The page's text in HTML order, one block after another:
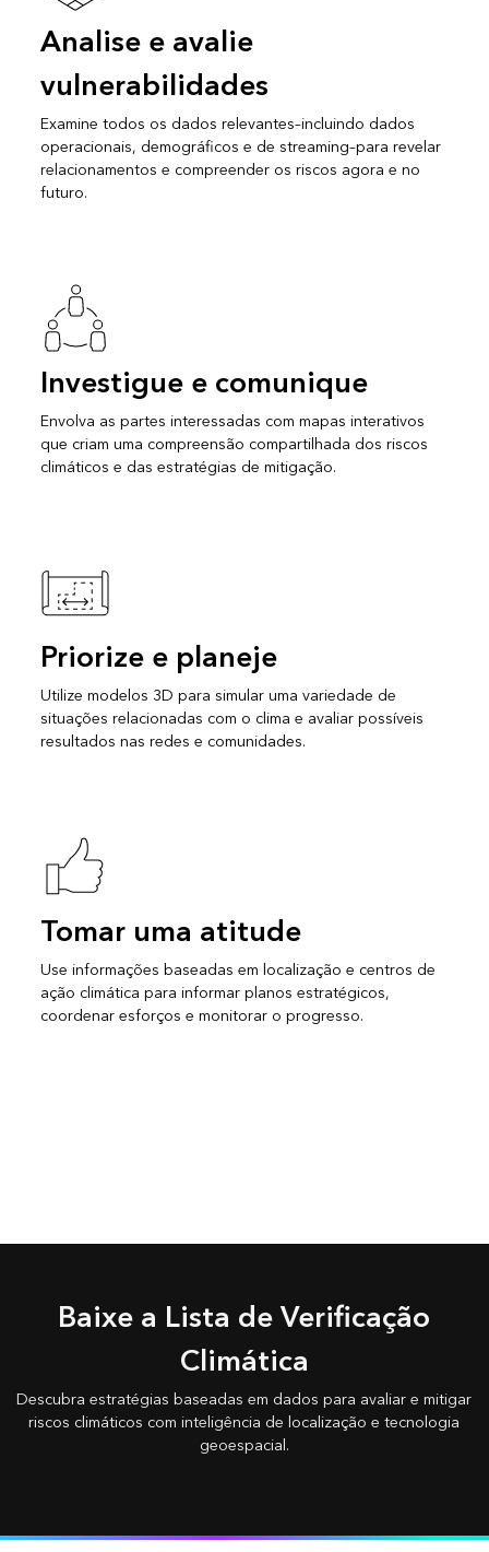
Analise e avalie
vulnerabilidades
Examine todos os dados relevantes–incluindo dados
operacionais, demográficos e de streaming–para revelar
relacionamentos e compreender os riscos agora e no
futuro.
Investigue e comunique
Envolva as partes interessadas com mapas interativos
que criam uma compreensão compartilhada dos riscos
climáticos e das estratégias de mitigação.
Priorize e planeje
Utilize modelos 3D para simular uma variedade de
situações relacionadas com o clima e avaliar possíveis
resultados nas redes e comunidades.
Tomar uma atitude
Use informações baseadas em localização e centros de
ação climática para informar planos estratégicos,
coordenar esforços e monitorar o progresso.
Baixe a Lista de Verificação
Climática
Descubra estratégias baseadas em dados para avaliar e mitigar
riscos climáticos com inteligência de localização e tecnologia
geoespacial.